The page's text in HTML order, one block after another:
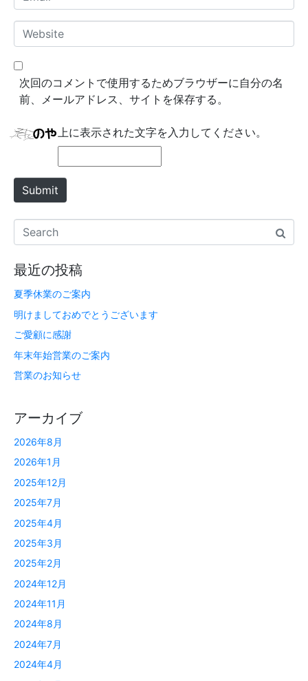
*
m
a
*
W
e
b
e
次回のコメントで使用するためブラウザーに自分の名
前、メールアドレス、サイトを保存する。
上に表示された文字を入力してください。
Submit
最近の投稿
夏季休業のご案内
明けましておめでとうございます
ご愛顧に感謝
年末年始営業のご案内
営業のお知らせ
アーカイブ
2026年8月
2026年1月
2025年12月
2025年7月
2025年4月
2025年3月
2025年2月
2024年12月
2024年11月
2024年8月
2024年7月
2024年4月